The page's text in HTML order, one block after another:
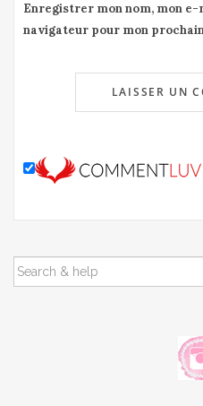
Enregistrer mon nom, mon e-
navigateur pour mon
SEARCH
FOR: